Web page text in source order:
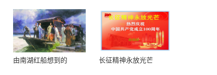
由南湖红船想到的 长征精神永放光芒